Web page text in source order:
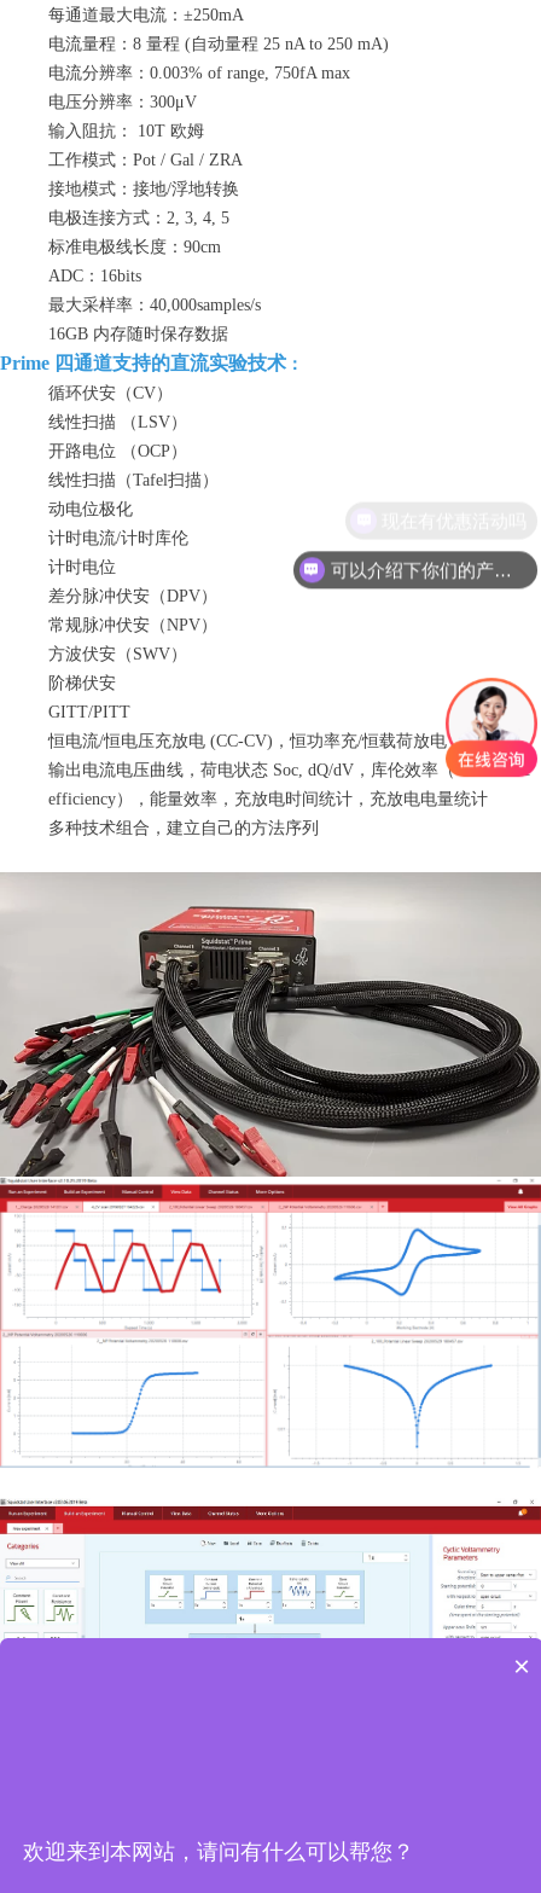
每通道最大电流：±250mA
电流量程：8 量程 (自动量程 25 nA to 250 mA)
电流分辨率：0.003% of range, 750fA max
电压分辨率：300μV
输入阻抗： 10T 欧姆
工作模式：Pot / Gal / ZRA
接地模式：接地/浮地转换
电极连接方式：2, 3, 4, 5
标准电极线长度：90cm
ADC：16bits
最大采样率：40,000samples/s
16GB 内存随时保存数据
Prime 四通道支持的直流实验技术 ：
循环伏安（CV）
线性扫描 （LSV）
开路电位 （OCP）
线性扫描（Tafel扫描）
动电位极化
计时电流/计时库伦
计时电位
差分脉冲伏安（DPV）
常规脉冲伏安（NPV）
方波伏安（SWV）
阶梯伏安
GITT/PITT
恒电流/恒电压充放电 (CC-CV)，恒功率充/恒载荷放电 (CP/CR)
输出电流电压曲线，荷电状态 Soc, dQ/dV，库伦效率（Coulombic
efficiency），能量效率，充放电时间统计，充放电电量统计
多种技术组合，建立自己的方法序列
可以介绍下你们的产品么
×
欢迎来到本网站，请问有什么可以帮您？